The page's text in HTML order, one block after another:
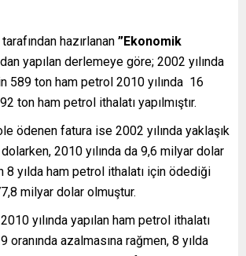
hazırlanan ”Ekonomik
yapılan derlemeye göre; 2002 yılında
589 ton ham petrol 2010 yılında 16
ton ham petrol ithalatı yapılmıştır.
ödenen fatura ise 2002 yılında yaklaşık
2010 yılında da 9,6 milyar dolar
8 yılda ham petrol ithalatı için ödediği
milyar dolar olmuştur.
yılında yapılan ham petrol ithalatı
oranında azalmasına rağmen, 8 yılda